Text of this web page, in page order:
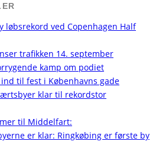
løbsrekord ved Copenhagen Half
trafikken 14. september
kamp om podiet
til fest i Københavns gade
klar til rekordstor
til Middelfart:
er klar: Ringkøbing er første by